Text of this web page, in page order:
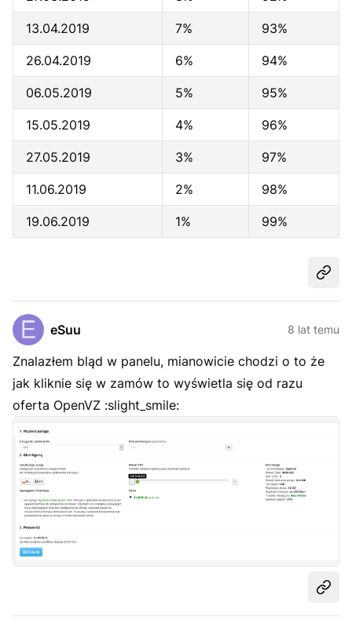
13.04.2019 7% 93%
26.04.2019 6% 94%
06.05.2019 5% 95%
15.05.2019 4% 96%
27.05.2019 3% 97%
11.06.2019 2% 98%
19.06.2019 1% 99%
eSuu 8 lat temu
Znalazłem bląd w panelu, mianowicie chodzi o to że
jak kliknie się w zamów to wyświetla się od razu
oferta OpenVZ :slight_smile: